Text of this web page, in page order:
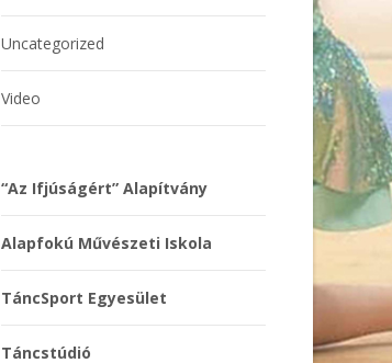
Uncategorized
Video
“Az Ifjúságért” Alapítvány
Alapfokú Művészeti Iskola
TáncSport Egyesület
Táncstúdió